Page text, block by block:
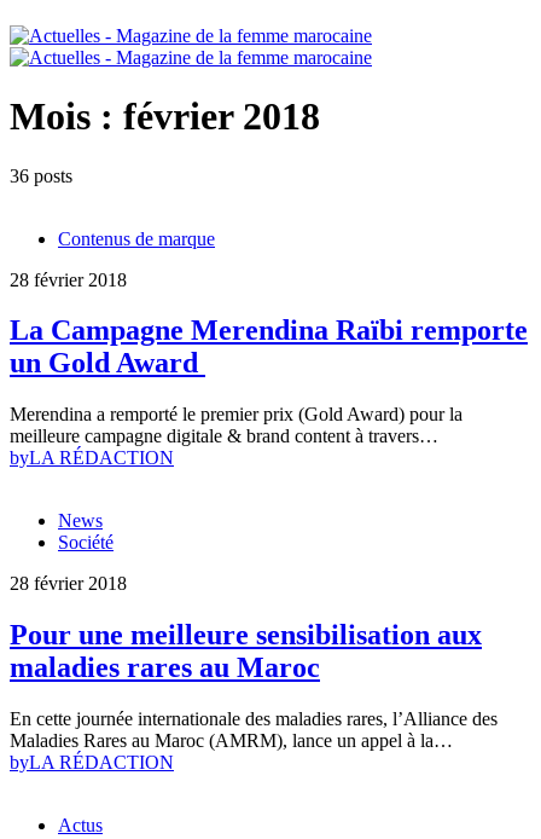
Mois : février 2018
36 posts
Contenus de marque
28 février 2018
La Campagne Merendina Raïbi remporte
un Gold Award
Merendina a remporté le premier prix (Gold Award) pour la
meilleure campagne digitale & brand content à travers…
byLA RÉDACTION
News
Société
28 février 2018
Pour une meilleure sensibilisation aux
maladies rares au Maroc
En cette journée internationale des maladies rares, l’Alliance des
Maladies Rares au Maroc (AMRM), lance un appel à la…
byLA RÉDACTION
Actus